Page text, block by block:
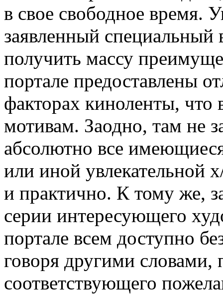
в свое свободное время.
заявленный специальный
получить массу
портале предоставлены
факторах киноленты,
мотивам. Заодно, там не
абсолютно все
или иной увлекательной
и практично. К тому же,
серии интересующего
портале всем доступно
говоря другими словами,
соответствующего